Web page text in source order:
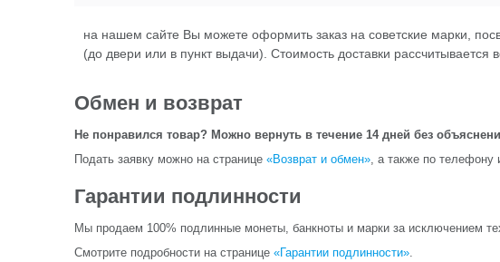
на нашем сайте Вы можете оформить заказ на советские марки,
(до двери или в пункт выдачи). Стоимость доставки рассчитывается
Обмен и возврат
Не понравился товар? Можно вернуть в течение 14 дней без
Подать заявку можно на странице «Возврат и обмен», а также по телефону
Гарантии подлинности
Мы продаем 100% подлинные монеты, банкноты и марки за исключением
Смотрите подробности на странице «Гарантии подлинности».